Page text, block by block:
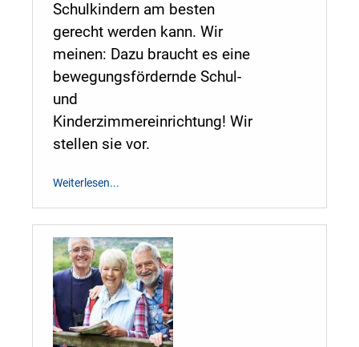
Schulkindern am besten
gerecht werden kann. Wir
meinen: Dazu braucht es eine
bewegungsfördernde Schul-
und
Kinderzimmereinrichtung! Wir
stellen sie vor.
Weiterlesen...